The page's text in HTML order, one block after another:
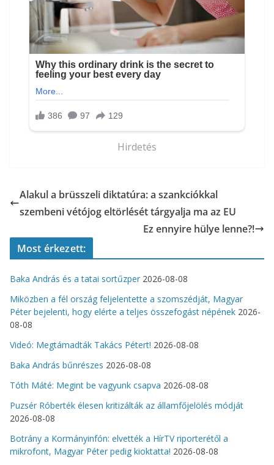
Hirdetés
Alakul a brüsszeli diktatúra: a szankciókkal
szembeni vétójog eltörlését tárgyalja ma az EU
Ez ennyire hülye lenne?!
Most érkezett:
Baka András és a tatai sortűzper 2026-08-08
Miközben a fél ország feljelentette a szomszédját, Magyar
Péter bejelenti, hogy elérte a teljes összefogást népének 2026-
08-08
Videó: Megtámadták Takács Pétert! 2026-08-08
Baka András bűnrészes 2026-08-08
Tóth Máté: Megint be vagyunk csapva 2026-08-08
Puzsér Róberték élesen kritizálták az államfőjelölés módját
2026-08-08
Botrány a Kormányinfón: elvették a HírTV riporterétől a
mikrofont, Magyar Péter pedig kioktatta! 2026-08-08